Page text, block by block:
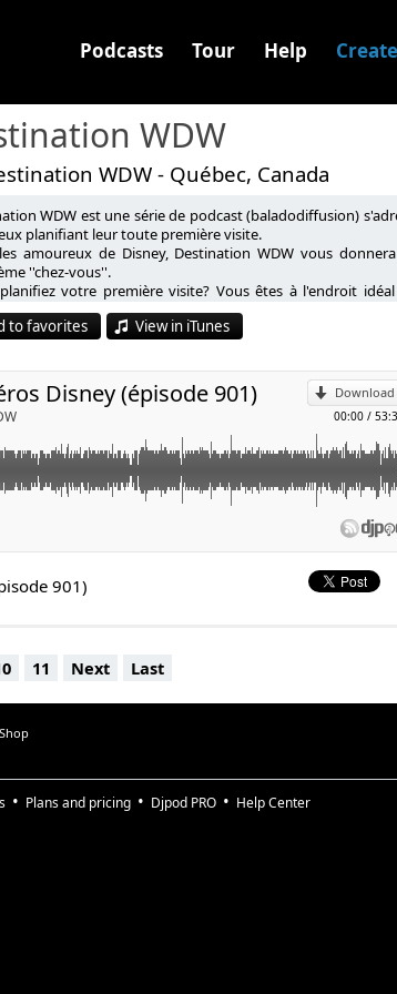
Podcasts Tour Help
WDW
WDW - Québec, Canada
WDW est une série de podcast (baladodiffusion)
planifiant leur toute première visite.
amoureux de Disney, Destination WDW vous
''chez-vous''.
votre première visite? Vous êtes à l'endroit
au WDW Resort soit un succès et tout savoir sur les
to favorites
View in iTunes
Download
00:00 /
Disney (épisode 901)
ou rencontres de personnages avec Peter Pan, Dumbo et
cet épisode à ne pas manquer!
901)
11 Next Last
Plans and pricing Djpod PRO Help Center